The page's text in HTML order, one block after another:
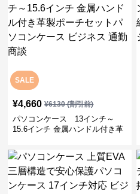
SALE
¥4,660 ¥6130(割引前)
パソコンケース 13インチ～
15.6インチ 金属ハンドル付き革
ビジネス 通勤 商談